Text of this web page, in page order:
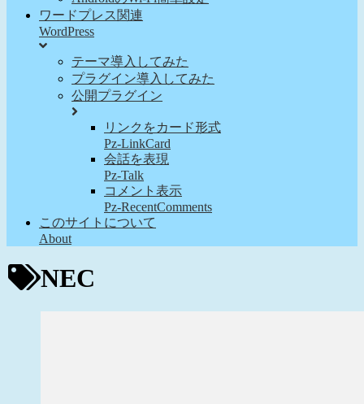
ワードプレス関連
WordPress
テーマ導入してみた
プラグイン導入してみた
公開プラグイン
リンクをカード形式
Pz-LinkCard
会話を表現
Pz-Talk
コメント表示
Pz-RecentComments
このサイトについて
About
NEC